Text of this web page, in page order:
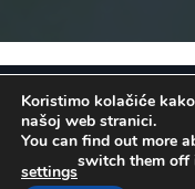
OSATINA
byINFOS
Koristimo kolačiće
našoj web stranici.
You can find out more
switch them off
settings